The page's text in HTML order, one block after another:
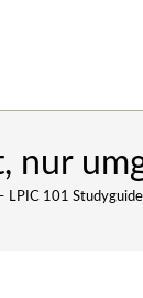
nur
LPIC 101 Studyguide